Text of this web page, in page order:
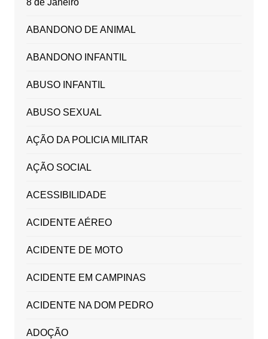
8 de Janeiro
ABANDONO DE ANIMAL
ABANDONO INFANTIL
ABUSO INFANTIL
ABUSO SEXUAL
AÇÃO DA POLICIA MILITAR
AÇÃO SOCIAL
ACESSIBILIDADE
ACIDENTE AÉREO
ACIDENTE DE MOTO
ACIDENTE EM CAMPINAS
ACIDENTE NA DOM PEDRO
ADOÇÃO